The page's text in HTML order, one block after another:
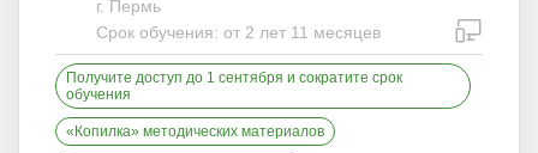
г. Пермь
Срок обучения: от 2 лет 11 месяцев
Получите доступ до 1 сентября и сократите срок
обучения
«Копилка» методических материалов